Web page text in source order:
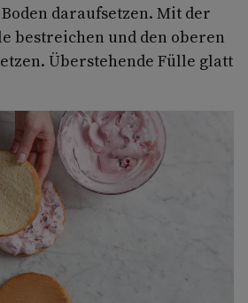
daraufsetzen. Mit der
bestreichen und den oberen
Überstehende Fülle glatt